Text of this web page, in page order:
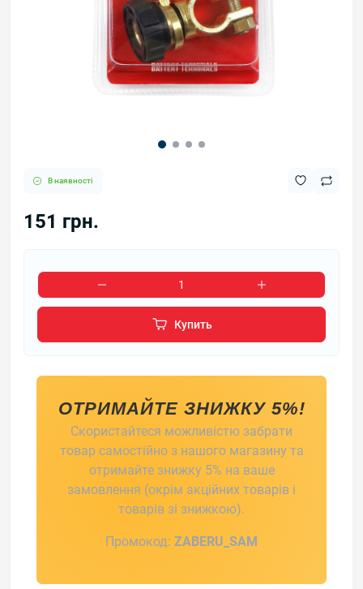
В наявності
151 грн.
Купить
ОТРИМАЙТЕ ЗНИЖКУ 5%!
Скористайтеся можливістю забрати
товар самостійно з нашого магазину та
отримайте знижку 5% на ваше
замовлення (окрім акційних товарів і
товарів зі знижкою).
Промокод: ZABERU_SAM